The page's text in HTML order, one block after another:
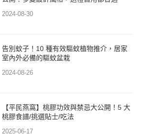
2024-08-30
告別蚊子！10 種有效驅蚊植物推介，居家
室內外必備的驅蚊盆栽
2024-08-26
【平民燕窩】桃膠功效與禁忌大公開！5 大
桃膠食譜/挑選貼士/吃法
2025-06-17